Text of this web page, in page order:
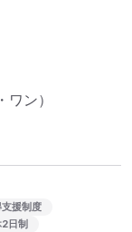
ン）
援制度
日制